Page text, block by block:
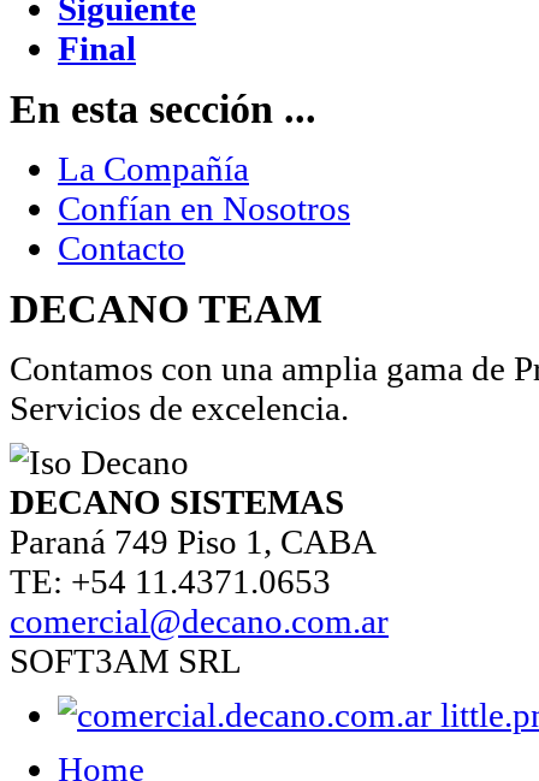
Siguiente
Final
En esta sección ...
La Compañía
Confían en Nosotros
Contacto
DECANO TEAM
Contamos con una amplia gama de
Servicios de excelencia.
DECANO SISTEMAS
Paraná 749 Piso 1, CABA
TE: +54 11.4371.0653
comercial@decano.com.ar
SOFT3AM SRL
Home